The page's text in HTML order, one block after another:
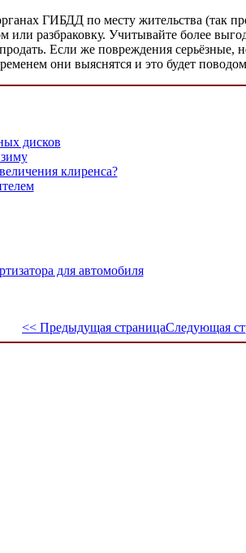
ГИБДД по месту жительства (так
или разбраковку. Учитывайте более
Если же повреждения серьёзные,
они выяснятся и это будет поводом
дисков
клиренса?
для автомобиля
<< Предыдущая страницаСледующая